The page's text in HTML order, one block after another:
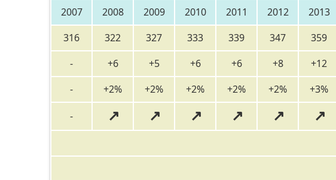
2007
2008 2009 2010 2011 2012 2013
316
322 327 333 339 347 359
-
+6 +5 +6 +6 +8 +12
-
+2% +2% +2% +2% +2% +3%
- ↗ ↗ ↗ ↗ ↗ ↗